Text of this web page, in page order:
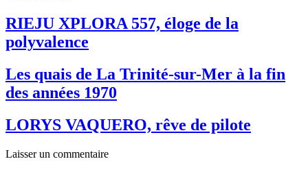
RIEJU XPLORA 557, éloge de la
polyvalence
Les quais de La Trinité-sur-Mer à la fin
des années 1970
LORYS VAQUERO, rêve de pilote
Laisser un commentaire